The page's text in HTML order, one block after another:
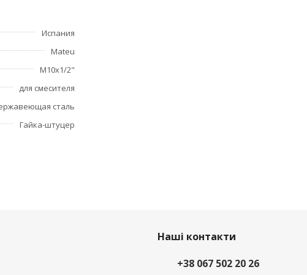
Испания
Mateu
М10х1/2"
для смесителя
сталь
Гайка-штуцер
Наші контакти
+38 067 502 20 26